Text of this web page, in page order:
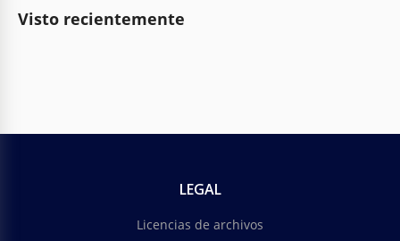
Visto recientemente
LEGAL
Licencias de archivos